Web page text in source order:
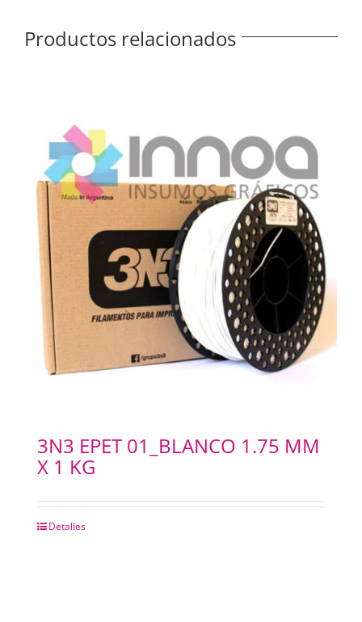
Productos relacionados
3N3 EPET 01_BLANCO 1.75 MM
X 1 KG
Detalles